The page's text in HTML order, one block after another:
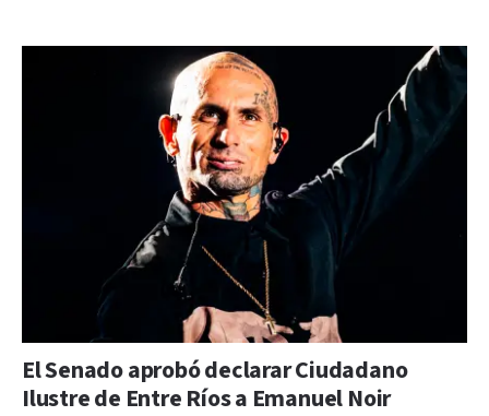
El Senado aprobó declarar Ciudadano
Ilustre de Entre Ríos a Emanuel Noir